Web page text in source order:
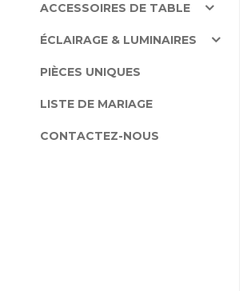
ACCESSOIRES DE TABLE
ÉCLAIRAGE & LUMINAIRES
PIÈCES UNIQUES
LISTE DE MARIAGE
CONTACTEZ-NOUS